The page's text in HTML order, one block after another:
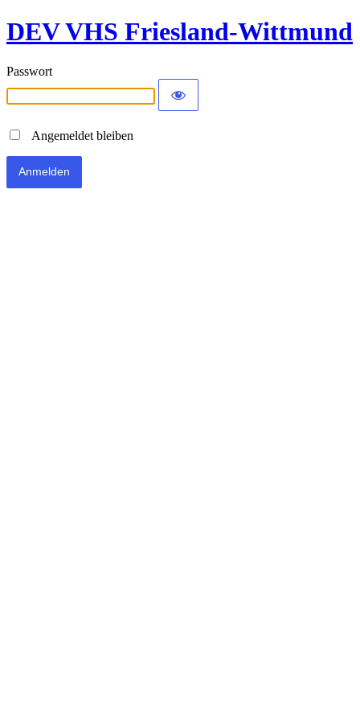
DEV VHS Friesland-Wittmund
Passwort
Angemeldet bleiben